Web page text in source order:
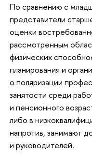
По сравнению с
представители
оценки
рассмотренным
физических
планирования и
о поляризации
занятости среди
и пенсионного
либо в
напротив, занимают
и руководителей.